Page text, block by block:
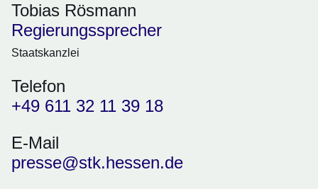
Tobias Rösmann
Regierungssprecher
Staatskanzlei
Telefon
+49 611 32 11 39 18
E-Mail
presse@stk.hessen.de